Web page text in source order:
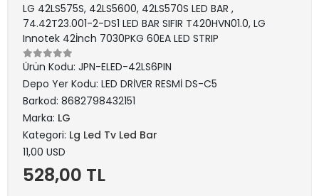
LG 42LS575S, 42LS5600, 42LS570S LED BAR ,
74.42T23.001-2-DS1 LED BAR SIFIR T420HVN01.0, LG
Innotek 42İnch 7030PKG 60EA LED STRIP
Ürün Kodu: JPN-ELED-42LS6PIN
Depo Yer Kodu: LED DRİVER RESMİ DS-C5
Barkod: 8682798432151
Marka: LG
Kategori: Lg Led Tv Led Bar
11,00 USD
528,00 TL